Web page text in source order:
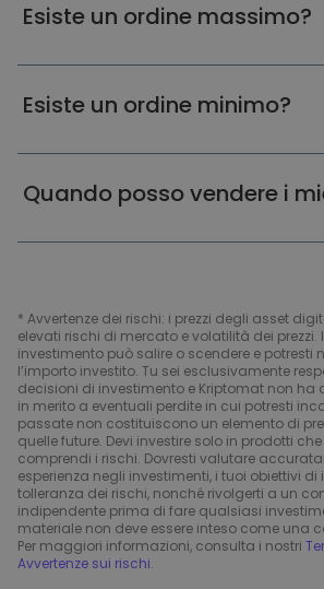
Esiste un ordine massimo?
Esiste un ordine minimo?
Quando posso vendere i
* Avvertenze dei rischi: i prezzi degli asset
elevati rischi di mercato e volatilità dei prezzi.
investimento può salire o scendere e potresti
l’importo investito. Tu sei esclusivamente
decisioni di investimento e Kriptomat non
in merito a eventuali perdite in cui potresti
passate non costituiscono un elemento di
quelle future. Devi investire solo in prodotti
comprendi i rischi. Dovresti valutare
esperienza negli investimenti, i tuoi obiettivi
tolleranza dei rischi, nonché rivolgerti a un
indipendente prima di fare qualsiasi
materiale non deve essere inteso come una
Per maggiori informazioni, consulta i nostri
Avvertenze sui rischi.